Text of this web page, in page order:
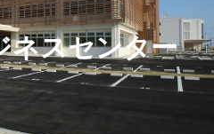
ネスセンター